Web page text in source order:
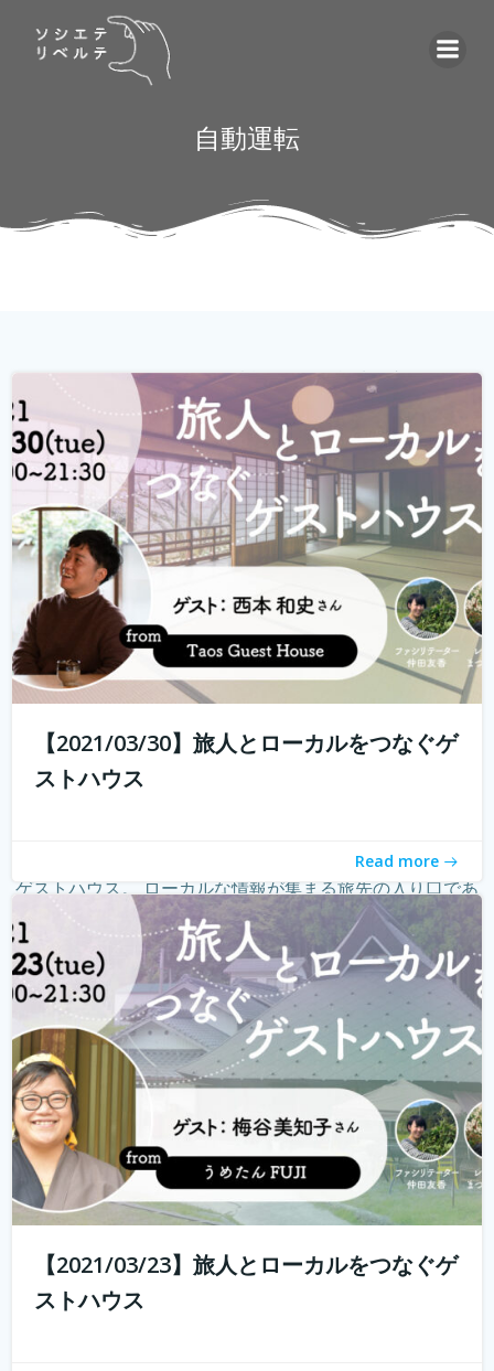
へ
キ
ッ
自動運転
ゲストハウス。 ローカルな情報が集まる旅先の入り口であ
り、自分とは異なる価値観の人と気軽に出会える交流の
場。 しかし、コロナウィルスの影響で、交流できるゲスト
ハウスに実際に行けることが少なくなり、寂しく感じてい
る旅人もたくさんいらっしゃると...続きを読む
【2021/03/30】旅人とローカルをつなぐゲ
ストハウス
Read more
ゲストハウス。 ローカルな情報が集まる旅先の入り口であ
り、自分とは異なる価値観の人と気軽に出会える交流の
場。 しかし、コロナウィルスの影響で、交流できるゲスト
ハウスに実際に行けることが少なくなり、寂しく感じてい
る旅人もたくさんいらっしゃると...
続きを読む
【2021/03/23】旅人とローカルをつなぐゲ
ストハウス